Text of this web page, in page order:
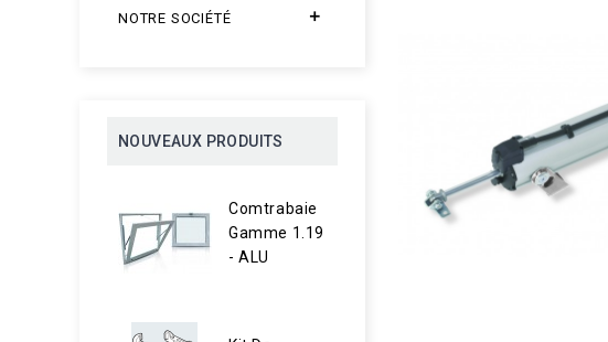
NOTRE SOCIÉTÉ 
NOUVEAUX PRODUITS
Comtrabaie
Gamme 1.19
- ALU